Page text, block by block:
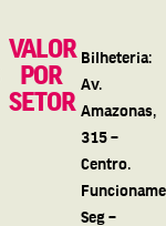
VALOR
POR
SETOR
Bilheteria:
Av.
Amazonas,
315 –
Centro.
Seg –